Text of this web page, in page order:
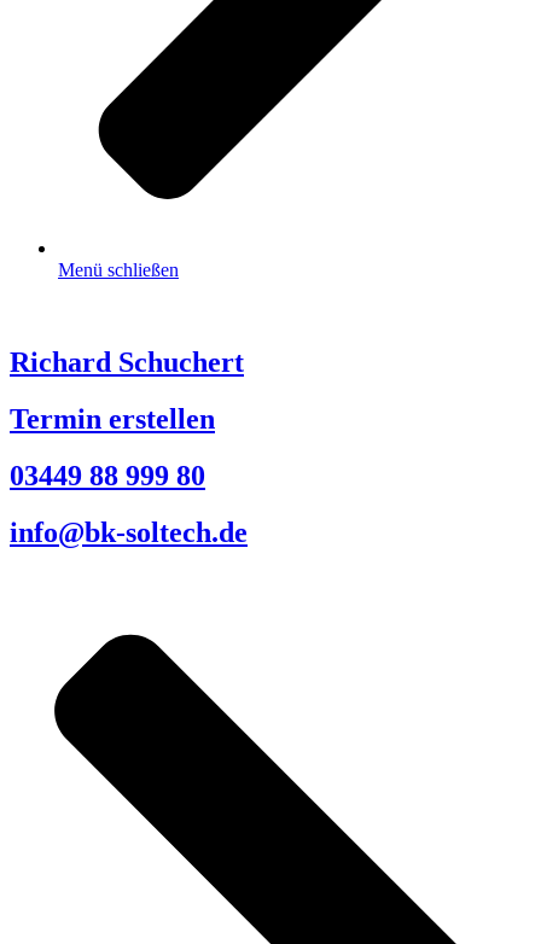
Menü schließen
Richard Schuchert
Termin erstellen
03449 88 999 80
info@bk-soltech.de